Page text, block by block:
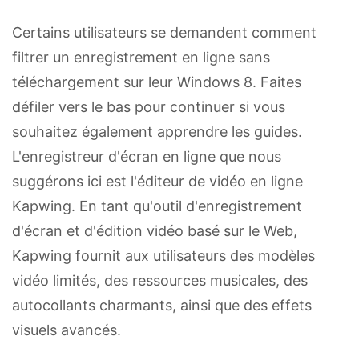
Certains utilisateurs se demandent comment
filtrer un enregistrement en ligne sans
téléchargement sur leur Windows 8. Faites
défiler vers le bas pour continuer si vous
souhaitez également apprendre les guides.
L'enregistreur d'écran en ligne que nous
suggérons ici est l'éditeur de vidéo en ligne
Kapwing. En tant qu'outil d'enregistrement
d'écran et d'édition vidéo basé sur le Web,
Kapwing fournit aux utilisateurs des modèles
vidéo limités, des ressources musicales, des
autocollants charmants, ainsi que des effets
visuels avancés.